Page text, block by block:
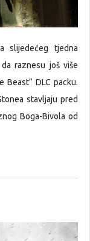
slijedećeg tjedna
raznesu još više
Beast” DLC packu.
stavljaju pred
Boga-Bivola od